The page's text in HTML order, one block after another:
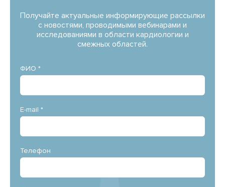
Получайте актуальные информирующие рассылки
с новостями, проводимыми вебинарами и
исследованиями в области кардиологии и
смежных областей.
ФИО *
E-mail *
Телефон